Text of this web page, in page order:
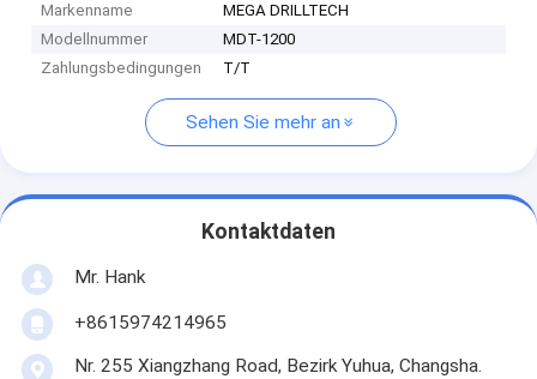
Markenname
MEGA DRILLTECH
Modellnummer
MDT-1200
Zahlungsbedingungen
T/T
Sehen Sie mehr an
Kontaktdaten
Mr. Hank
+8615974214965
Nr. 255 Xiangzhang Road, Bezirk Yuhua, Changsha.